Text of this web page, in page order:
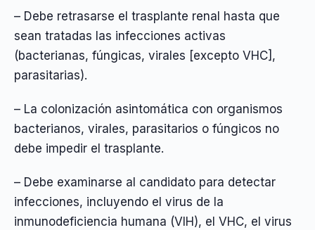
– Debe retrasarse el trasplante renal hasta que
sean tratadas las infecciones activas
(bacterianas, fúngicas, virales [excepto VHC],
parasitarias).
– La colonización asintomática con organismos
bacterianos, virales, parasitarios o fúngicos no
debe impedir el trasplante.
– Debe examinarse al candidato para detectar
infecciones, incluyendo el virus de la
inmunodeficiencia humana (VIH), el VHC, el virus